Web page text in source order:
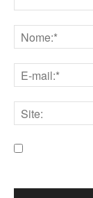
mail:*